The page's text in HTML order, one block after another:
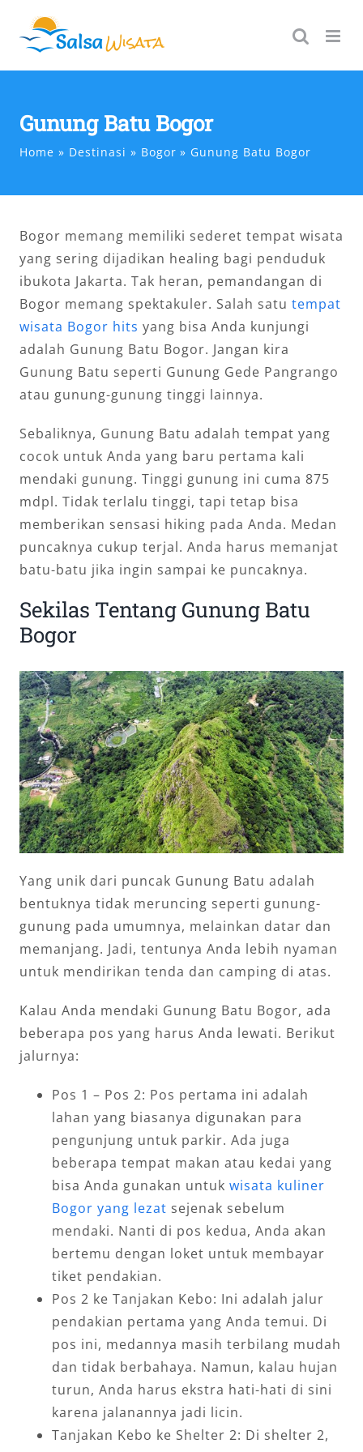
content
Gunung Batu Bogor
Home Destinasi Bogor Gunung Batu Bogor
Bogor memang memiliki sederet tempat wisata
yang sering dijadikan healing bagi penduduk
ibukota Jakarta. Tak heran, pemandangan di
Bogor memang spektakuler. Salah satu tempat
wisata Bogor hits yang bisa Anda kunjungi
adalah Gunung Batu Bogor. Jangan kira
Gunung Batu seperti Gunung Gede Pangrango
atau gunung-gunung tinggi lainnya.
Sebaliknya, Gunung Batu adalah tempat yang
cocok untuk Anda yang baru pertama kali
mendaki gunung. Tinggi gunung ini cuma 875
mdpl. Tidak terlalu tinggi, tapi tetap bisa
memberikan sensasi hiking pada Anda. Medan
puncaknya cukup terjal. Anda harus memanjat
batu-batu jika ingin sampai ke puncaknya.
Sekilas Tentang Gunung Batu
Bogor
Yang unik dari puncak Gunung Batu adalah
bentuknya tidak meruncing seperti gunung-
gunung pada umumnya, melainkan datar dan
memanjang. Jadi, tentunya Anda lebih nyaman
untuk mendirikan tenda dan camping di atas.
Kalau Anda mendaki Gunung Batu Bogor, ada
beberapa pos yang harus Anda lewati. Berikut
jalurnya:
Pos 1 – Pos 2: Pos pertama ini adalah
lahan yang biasanya digunakan para
pengunjung untuk parkir. Ada juga
beberapa tempat makan atau kedai yang
bisa Anda gunakan untuk wisata kuliner
Bogor yang lezat sejenak sebelum
mendaki. Nanti di pos kedua, Anda akan
bertemu dengan loket untuk membayar
tiket pendakian.
Pos 2 ke Tanjakan Kebo: Ini adalah jalur
pendakian pertama yang Anda temui. Di
pos ini, medannya masih terbilang mudah
dan tidak berbahaya. Namun, kalau hujan
turun, Anda harus ekstra hati-hati di sini
karena jalanannya jadi licin.
Tanjakan Kebo ke Shelter 2: Di shelter 2,